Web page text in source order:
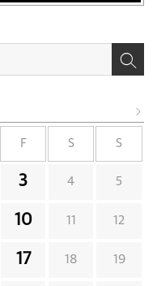
F S S
3 4 5
10 11 12
17 18 19